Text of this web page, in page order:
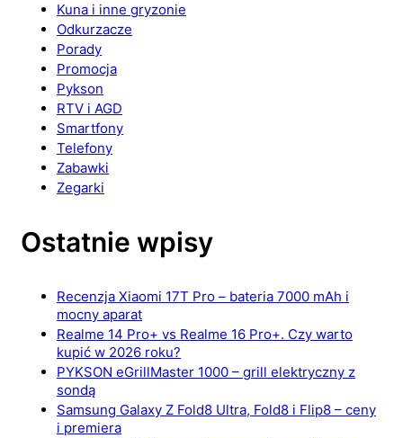
Kuna i inne gryzonie
Odkurzacze
Porady
Promocja
Pykson
RTV i AGD
Smartfony
Telefony
Zabawki
Zegarki
Ostatnie wpisy
Recenzja Xiaomi 17T Pro – bateria 7000 mAh i
mocny aparat
Realme 14 Pro+ vs Realme 16 Pro+. Czy warto
kupić w 2026 roku?
PYKSON eGrillMaster 1000 – grill elektryczny z
sondą
Samsung Galaxy Z Fold8 Ultra, Fold8 i Flip8 – ceny
i premiera